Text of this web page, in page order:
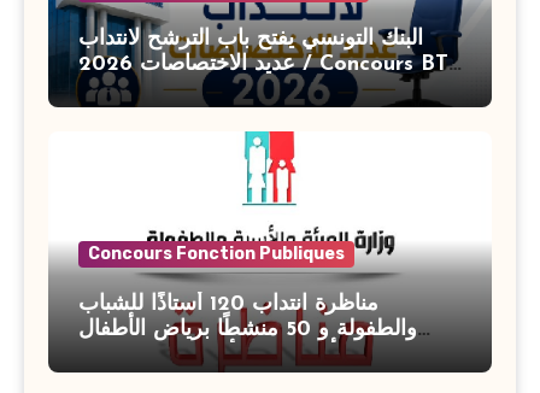
البنك التونسي يفتح باب الترشح لانتداب
عديد الاختصاصات 2026 / Concours BT
Banque de Tunisie 2026
Concours Fonction Publiques
مناظرة انتداب 120 أستاذًا للشباب
والطفولة و 50 منشطًا برياض الأطفال
بوزارة الأسرة والمرأة والطفولة وكبار
السن آخر أجل للتسجيل : 27 جويلية 2026